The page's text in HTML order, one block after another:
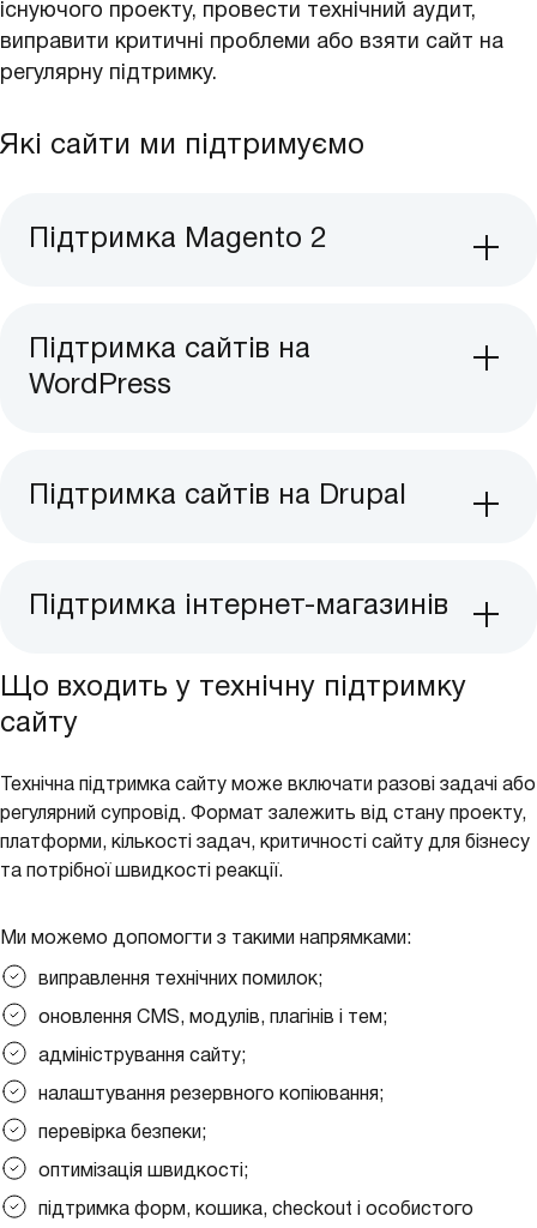
існуючого проекту, провести технічний аудит,
виправити критичні проблеми або взяти сайт на
регулярну підтримку.
Які сайти ми підтримуємо
Підтримка Magento 2
Підтримка сайтів на
WordPress
Підтримка сайтів на Drupal
Підтримка інтернет-магазинів
Що входить у технічну підтримку
сайту
Технічна підтримка сайту може включати разові задачі або
регулярний супровід. Формат залежить від стану проекту,
платформи, кількості задач, критичності сайту для бізнесу
та потрібної швидкості реакції.
Ми можемо допомогти з такими напрямками:
виправлення технічних помилок;
оновлення CMS, модулів, плагінів і тем;
адміністрування сайту;
налаштування резервного копіювання;
перевірка безпеки;
оптимізація швидкості;
підтримка форм, кошика, checkout і особистого